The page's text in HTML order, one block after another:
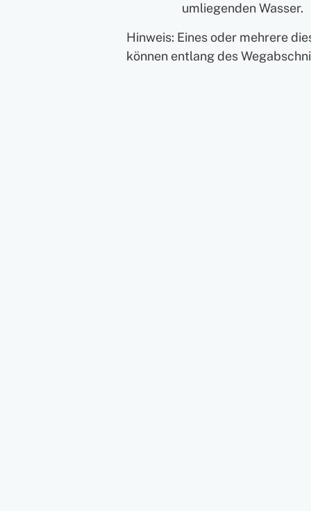
umliegenden Wasser.
Hinweis: Eines oder mehrere
können entlang des